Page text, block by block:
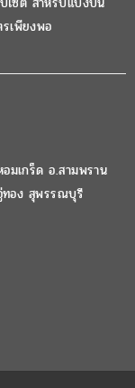
เพียงพอ
มเกร็ด อ.สามพราน
ทอง สุพรรณบุรี